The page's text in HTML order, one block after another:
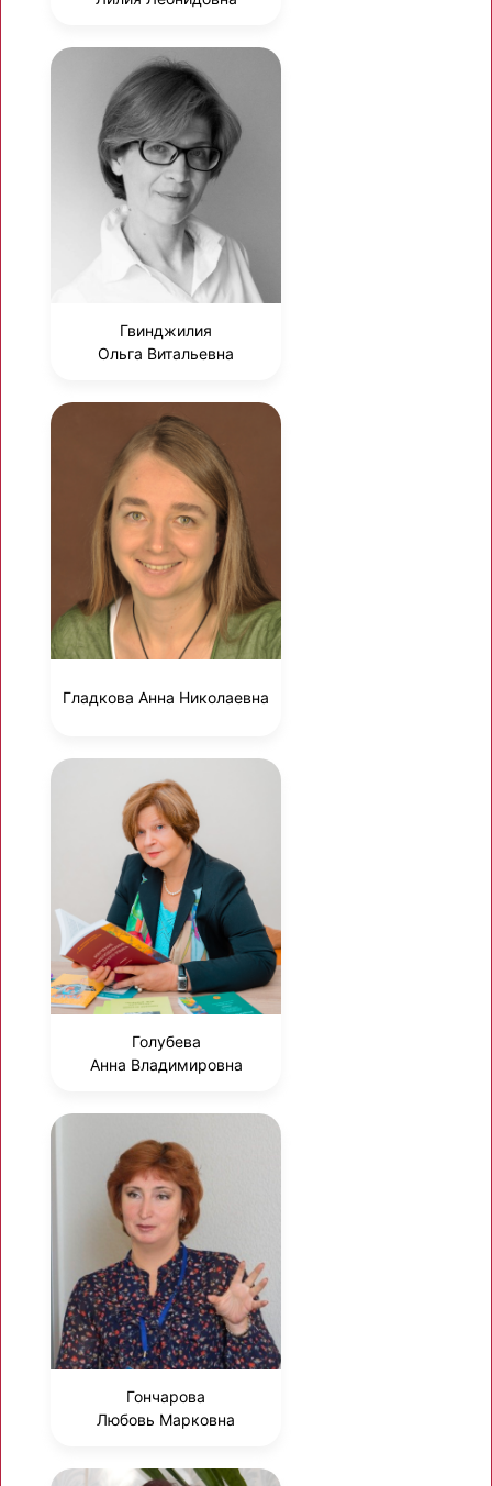
Гвинджилия
Ольга Витальевна
Гладкова Анна Николаевна
Голубева
Анна Владимировна
Гончарова
Любовь Марковна